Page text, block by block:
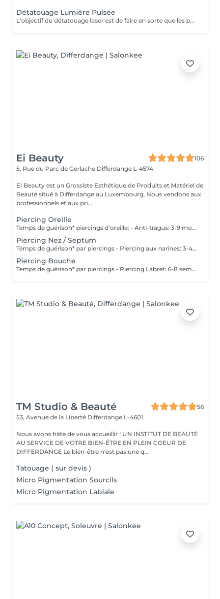
Détatouage Lumière Pulsée
L'objectif du détatouage laser est de faire en sorte que les particules d'encre soient digérables par l'organisme. Ainsi le faisceau d'énergie du laser vise le pigment et permet de le faire éclater. Il va ensuite être éliminé par les globules blancs. La quantité de séances dépendra du type d'encre, de la peau et de la technique utilisée par le professionnel qui a réalisé votre tatouage des sourcils. seulement un mois apres la première séance la praticienne pourra déterminer le numéro de séances nécessaires, dans. certaines cas une seule séance suffit comme dans certains outres nous pouvons besoin de trois ou plus. Les poils peuvent temporairement devenir blancs "en raison de l'élimination des pigments" explique l'experte. Cette décoloration est courante et temporaire (en quelques jours seulement, les sourcils retrouvent leur couleur d'origine).
Ei Beauty
106
5, Rue du Parc de Gerlache Differdange L-4574
EI Beauty est un Grossiste Esthétique de Produits et Matériel de
Beauté situé à Differdange au Luxembourg, Nous vendons aux
professionnels et aux pri...
Piercing Oreille
Temps de guérison* piercings d'oreille: - Anti-tragus: 3-9 mois - Piercing de conque: 3-9 mois - Daithpiercing: 3-9 mois - Piercing helix: 3-9 mois - Perçage de fumée: 3-9 mois - Piercing douillet: 3-9 mois - Piercing Tragus: 3-9 mois - Piercing du lobe de l'oreille: 4-8 semaines *Notez également qu'il est indispensable de réaliser les soins quotidiennement pour que la cicatrisation se fasse dans les meilleures conditions. *La guérison est différente d'une personne à l'autre **Si vous êtes mineur, l'autorisation parentale est obligatoire. Industriel Piercing - Sous réserve d'évaluation
Piercing Nez / Septum
Temps de guérison* par piercings - Piercing aux narines: 3-4 semaines - Piercing septum: 4-8 semaines *Notez également qu'il est indispensable de réaliser les soins quotidiennement pour que la cicatrisation se fasse dans les meilleures conditions. *La guérison est différente d'une personne à l'autre **Si vous êtes mineur, l'autorisation parentale est obligatoire.
Piercing Bouche
Temps de guérison* par piercings - Piercing Labret: 6-8 semaines - Piercing des lèvres / côté: 6-8 semaines - Piercing de la lèvre supérieure: 2-3 mois - Piercing de la langue: 4-8 semaines *Notez également qu'il est indispensable de réaliser les soins quotidiennement pour que la cicatrisation se fasse dans les meilleures conditions. *La guérison est différente d'une personne à l'autre **Si vous êtes mineur, l'autorisation parentale est obligatoire.
TM Studio & Beauté
56
53, Avenue de la Liberté Differdange L-4601
Nous avons hâte de vous accueillir ! UN INSTITUT DE BEAUTÉ
AU SERVICE DE VOTRE BIEN-ÊTRE EN PLEIN COEUR DE
DIFFERDANGE Le bien-être n'est pas une q...
Tatouage ( sur devis )
Micro Pigmentation Sourcils
Micro Pigmentation Labiale